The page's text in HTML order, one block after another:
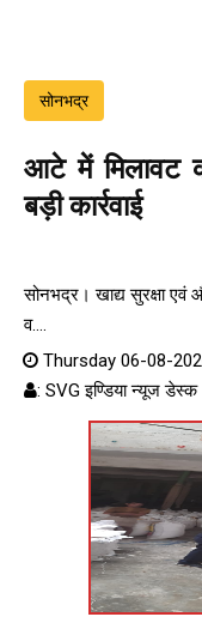
सोनभद्र
आटे में मिलावट
बड़ी कार्रवाई
सोनभद्र। खाद्य सुरक्षा
व....
Thursday 06-08-
: SVG इण्डिया न्यूज डेस्क